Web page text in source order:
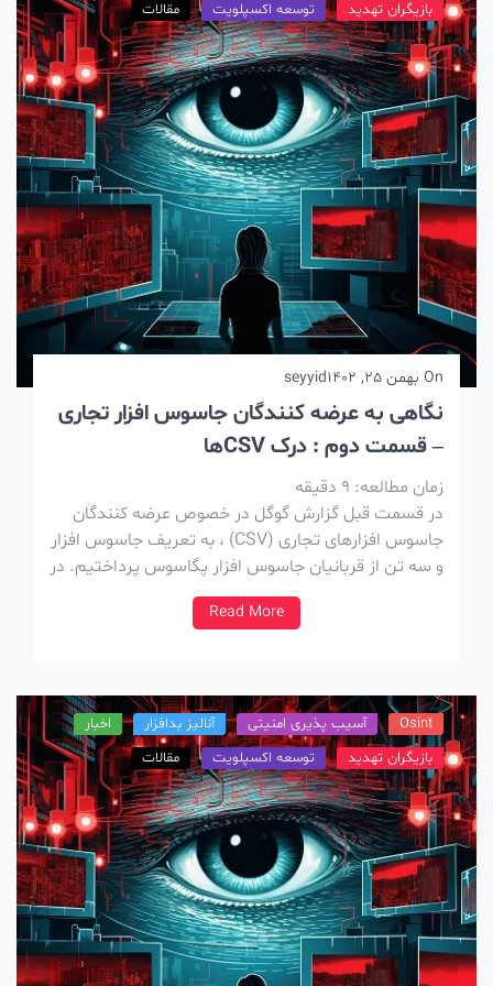
بازیگران تهدید
توسعه اکسپلویت مقالات
بهمن 25, 1402 seyyid
نگاهی به عرضه کنندگان جاسوس افزار تجاری
– قسمت دوم : درک CSVها
زمان مطالعه:9دقیقه
در قسمت قبل گزارش گوگل در خصوص عرضه کنندگان
جاسوس افزارهای تجاری (CSV) ، به تعریف جاسوس افزار
و سه تن از قربانیان جاسوس افزار پگاسوس پرداختیم. در
ادامه ی بررسی این گزارش، در قسمت دوم، نگاهی به خود
Read More
Osint آسیب پذیری امنیتی آنالیز بدافزار
اخبار
بازیگران تهدید
توسعه اکسپلویت مقالات